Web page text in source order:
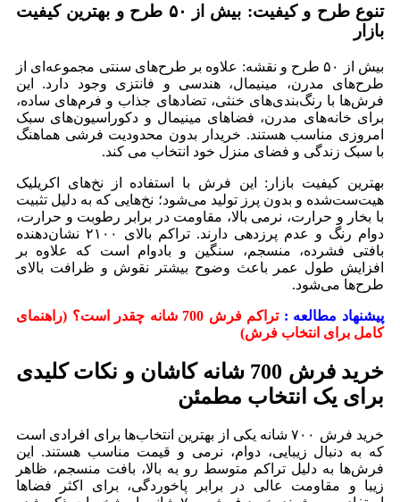
تنوع طرح و کیفیت: بیش از ۵۰ طرح و بهترین کیفیت
بازار
بیش از ۵۰ طرح و نقشه: علاوه بر طرح‌های سنتی مجموعه‌ای از
طرح‌های مدرن، مینیمال، هندسی و فانتزی وجود دارد. این
فرش‌ها با رنگ‌بندی‌های خنثی، تضادهای جذاب و فرم‌های ساده،
برای خانه‌های مدرن، فضاهای مینیمال و دکوراسیون‌های سبک
امروزی مناسب هستند. خریدار بدون محدودیت فرشی هماهنگ
با سبک زندگی و فضای منزل خود انتخاب می کند.
بهترین کیفیت بازار: این فرش با استفاده از نخ‌های اکریلیک
هیت‌ست‌شده و بدون پرز تولید می‌شود؛ نخ‌هایی که به دلیل تثبیت
با بخار و حرارت، نرمی بالا، مقاومت در برابر رطوبت و حرارت،
دوام رنگ و عدم پرزدهی دارند. تراکم بالای ۲۱۰۰ نشان‌دهنده
بافتی فشرده، منسجم، سنگین و بادوام است که علاوه بر
افزایش طول عمر باعث وضوح بیشتر نقوش و ظرافت بالای
طرح‌ها می‌شود.
پیشنهاد مطالعه :
تراکم فرش 700 شانه چقدر است؟ (راهنمای
کامل برای انتخاب فرش)
خرید فرش 700 شانه کاشان و نکات کلیدی
برای یک انتخاب مطمئن
خرید فرش ۷۰۰ شانه یکی از بهترین انتخاب‌ها برای افرادی است
که به دنبال زیبایی، دوام، نرمی و قیمت مناسب هستند. این
فرش‌ها به دلیل تراکم متوسط رو به بالا، بافت منسجم، ظاهر
زیبا و مقاومت عالی در برابر پاخوردگی، برای اکثر فضاها